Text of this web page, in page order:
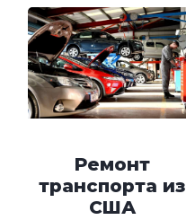
Ремонт
транспорта из
США